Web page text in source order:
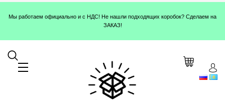
Мы работаем официально и с НДС! Не нашли подходящих коробок? Сделаем на
ЗАКАЗ!